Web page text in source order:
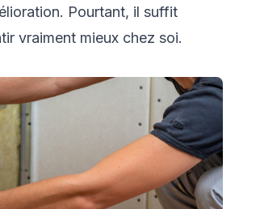
Pourtant, il suffit
vraiment mieux chez soi.